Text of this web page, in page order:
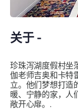
关于 -
珍珠泻湖度假村坐
伽老师吉奥和卡特
立。他们梦想打造
暖、宁静的家，人
敞开心扉。.